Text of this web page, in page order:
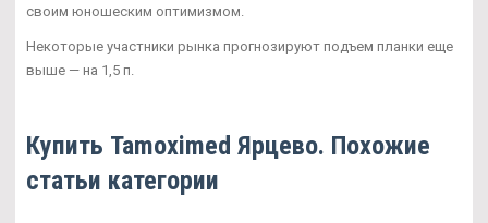
своим юношеским оптимизмом.
Некоторые участники рынка прогнозируют подъем планки еще
выше — на 1,5 п.
Купить Tamoximed Ярцево. Похожие
статьи категории